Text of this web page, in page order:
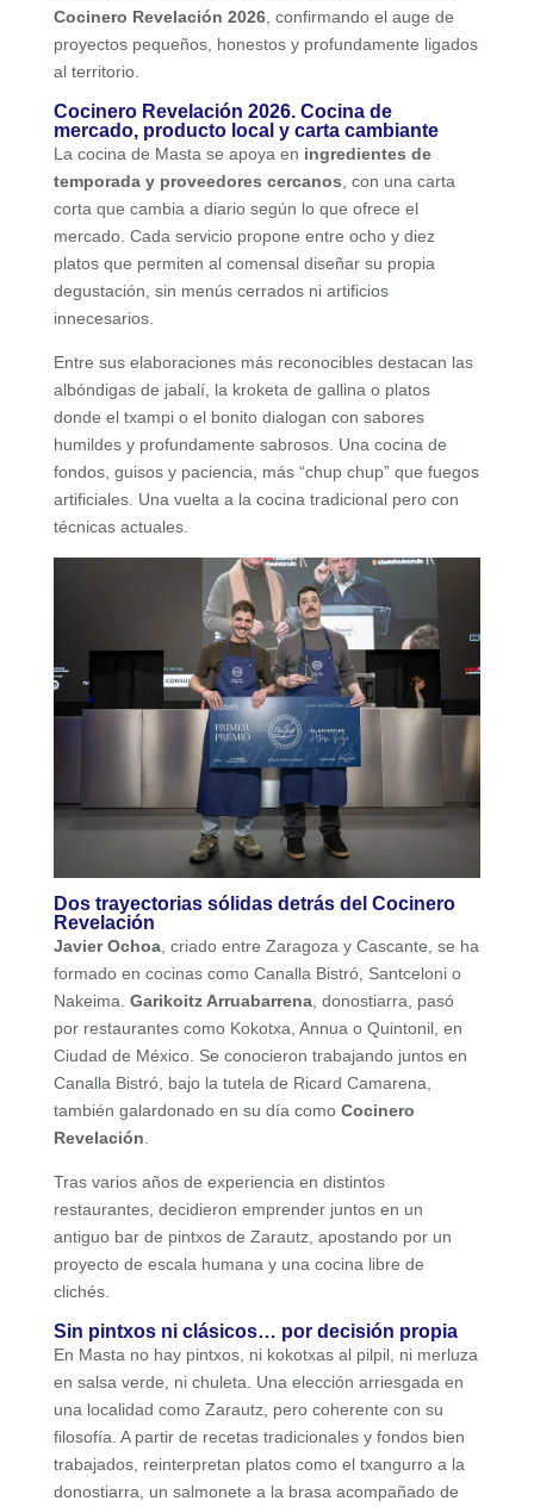
Cocinero Revelación 2026, confirmando el auge de
proyectos pequeños, honestos y profundamente ligados
al territorio.
Cocinero Revelación 2026. Cocina de
mercado, producto local y carta cambiante
La cocina de Masta se apoya en ingredientes de
temporada y proveedores cercanos , con una carta
corta que cambia a diario según lo que ofrece el
mercado. Cada servicio propone entre ocho y diez
platos que permiten al comensal diseñar su propia
degustación, sin menús cerrados ni artificios
innecesarios.
Entre sus elaboraciones más reconocibles destacan las
albóndigas de jabalí, la kroketa de gallina o platos
donde el txampi o el bonito dialogan con sabores
humildes y profundamente sabrosos. Una cocina de
fondos, guisos y paciencia, más “chup chup” que fuegos
artificiales. Una vuelta a la cocina tradicional pero con
técnicas actuales.
Dos trayectorias sólidas detrás del Cocinero
Revelación
Javier Ochoa, criado entre Zaragoza y Cascante, se ha
formado en cocinas como Canalla Bistró, Santceloni o
Nakeima. Garikoitz Arruabarrena, donostiarra, pasó
por restaurantes como Kokotxa, Annua o Quintonil, en
Ciudad de México. Se conocieron trabajando juntos en
Canalla Bistró, bajo la tutela de Ricard Camarena,
también galardonado en su día como Cocinero
Revelación
Tras varios años de experiencia en distintos
restaurantes, decidieron emprender juntos en un
antiguo bar de pintxos de Zarautz, apostando por un
proyecto de escala humana y una cocina libre de
clichés.
Sin pintxos ni clásicos… por decisión propia
En Masta no hay pintxos, ni kokotxas al pilpil, ni merluza
en salsa verde, ni chuleta. Una elección arriesgada en
una localidad como Zarautz, pero coherente con su
filosofía. A partir de recetas tradicionales y fondos bien
trabajados, reinterpretan platos como el txangurro a la
donostiarra, un salmonete a la brasa acompañado de